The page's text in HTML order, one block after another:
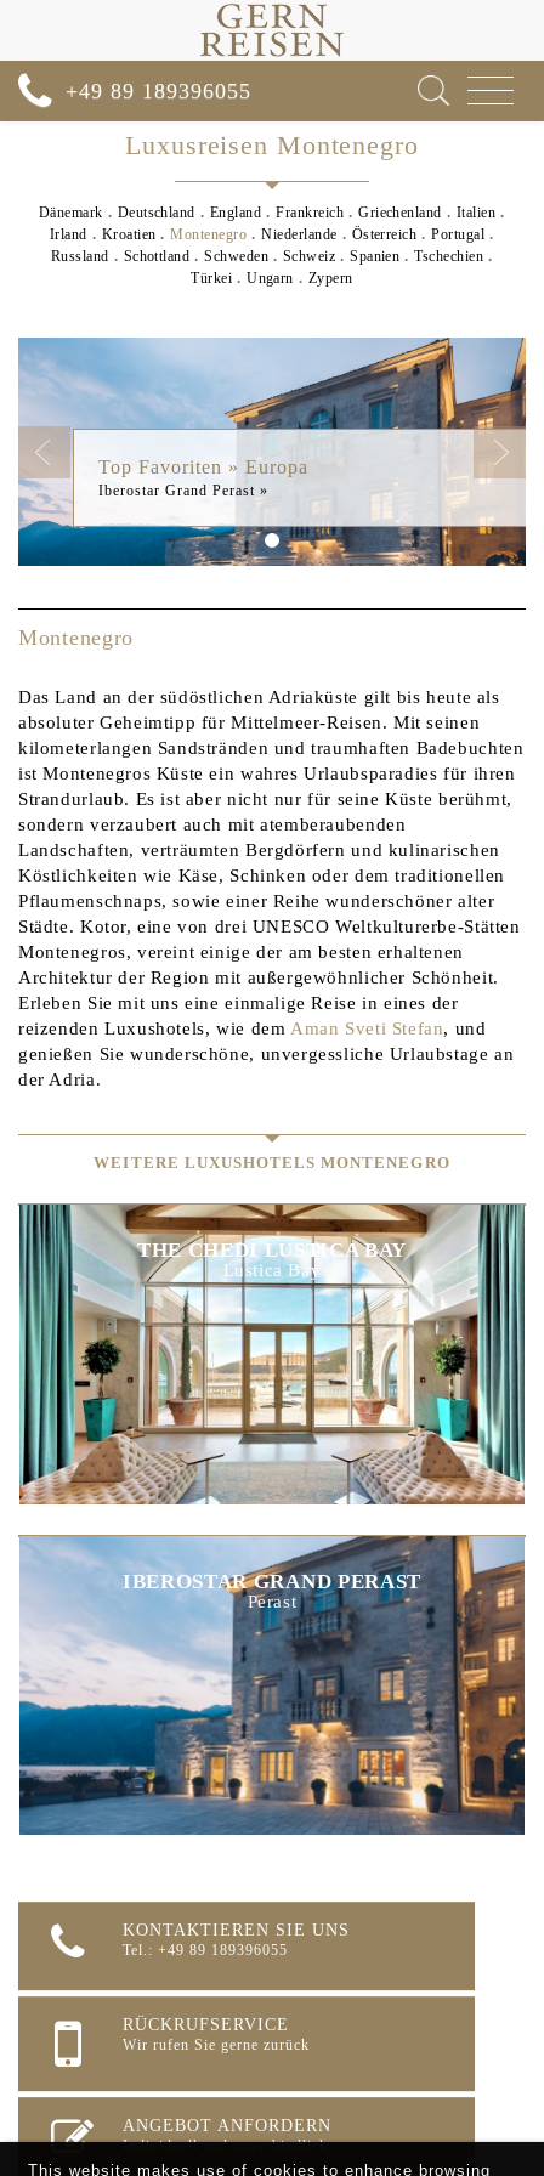
Toggle
+49 89 189396055
Luxusreisen Montenegro
Dänemark Deutschland England Frankreich Griechenland
Italien
Irland
Kroatien Montenegro Niederlande Österreich
Portugal
Russland
Schottland Schweden Schweiz Spanien
Tschechien
Türkei
Ungarn Zypern
Top Favoriten » Europa
Iberostar Grand Perast »
Next
Montenegro
Das Land an der südöstlichen Adriaküste gilt bis heute als
absoluter Geheimtipp für Mittelmeer-Reisen. Mit seinen
kilometerlangen Sandstränden und traumhaften Badebuchten
ist Montenegros Küste ein wahres Urlaubsparadies für ihren
Strandurlaub. Es ist aber nicht nur für seine Küste berühmt,
sondern verzaubert auch mit atemberaubenden
Landschaften, verträumten Bergdörfern und kulinarischen
Köstlichkeiten wie Käse, Schinken oder dem traditionellen
Pflaumenschnaps, sowie einer Reihe wunderschöner alter
Städte. Kotor, eine von drei UNESCO Weltkulturerbe-Stätten
Montenegros, vereint einige der am besten erhaltenen
Architektur der Region mit außergewöhnlicher Schönheit.
Erleben Sie mit uns eine einmalige Reise in eines der
reizenden Luxushotels, wie dem Aman Sveti Stefan, und
genießen Sie wunderschöne, unvergessliche Urlaubstage an
der Adria.
WEITERE LUXUSHOTELS MONTENEGRO
THE CHEDI LUSTICA BAY
Lustica Bay
IBEROSTAR GRAND PERAST
Perast
KONTAKTIEREN SIE UNS
Tel.: +49 89 189396055
RÜCKRUFSERVICE
Wir rufen Sie gerne zurück
ANGEBOT ANFORDERN
Individuell und unverbindlich
This website makes use of cookies to enhance browsing